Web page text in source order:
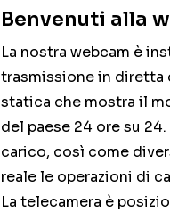
Benvenuti alla
La nostra webcam è
trasmissione in diretta
statica che mostra il
del paese 24 ore su
carico, così come
reale le operazioni di
La telecamera è